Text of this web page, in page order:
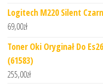
Logitech M220 Silent
69,00zł
Toner Oki Oryginał Do
(61583)
255,00zł